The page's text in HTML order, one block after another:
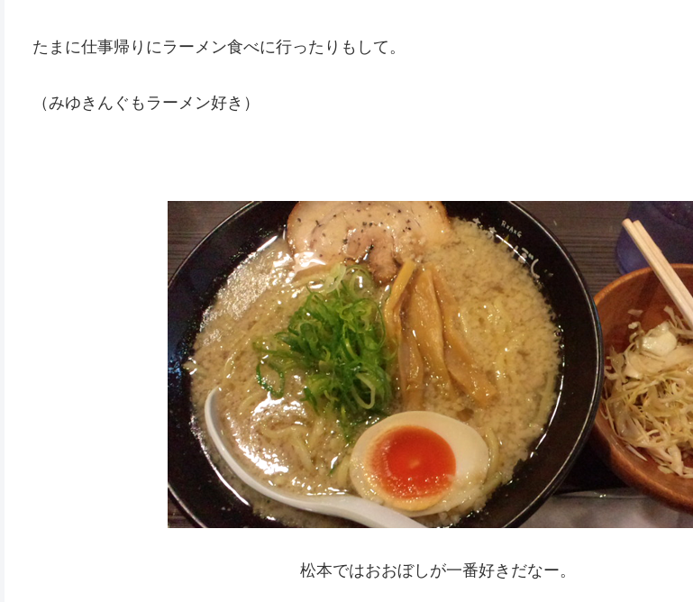
たまに仕事帰りにラーメン食べに行ったりもして。
（みゆきんぐもラーメン好き）
松本ではおおぼしが一番好きだなー。